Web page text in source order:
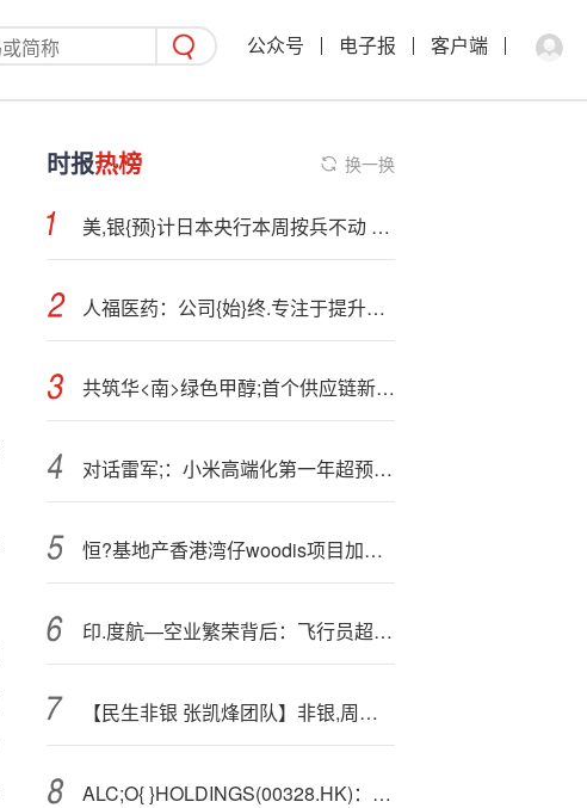
公众号 电子报 客户端
时报热榜 换一换
美,银{预}计日本央行本周按兵不动 但或释放鹰派信号
人福医药：公司{始}终.专注于提升经营质量和核心竞争力
共筑华<南>绿色甲醇;首个供应链新标杆 中集安瑞科与中航油南方储运签约
对话雷军;：小米高端化第一年超预期，接着就掉坑里了
恒?基地产香港湾仔woodis项目加推3号价单30个单位
印.度航—空业繁荣背后：飞行员超负荷与坠机调查
【民生非银 张凯烽团队】非银,周报：季度切换在即，积极布局回调后的非银板块
ALC;O{ }HOLDINGS(00328.HK)：邓超文辞任独立非执行董事